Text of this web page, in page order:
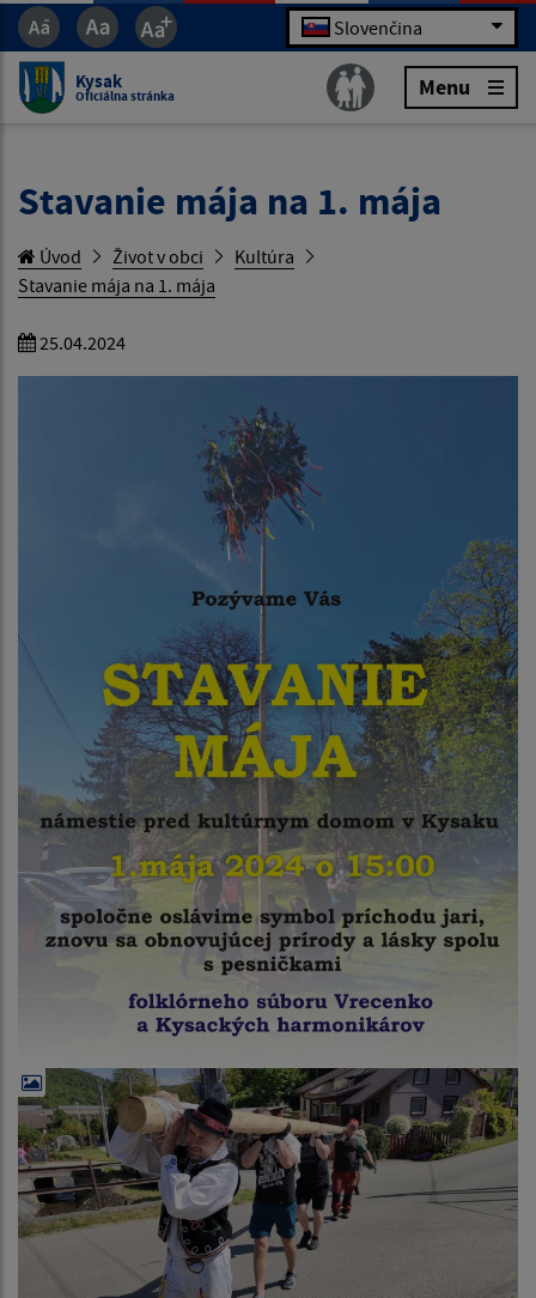
Slovenčina
Kysak
Oficiálna stránka Menu
Stavanie mája na 1. mája
Úvod Život v obci
Kultúra
Stavanie mája na 1. mája
25.04.2024